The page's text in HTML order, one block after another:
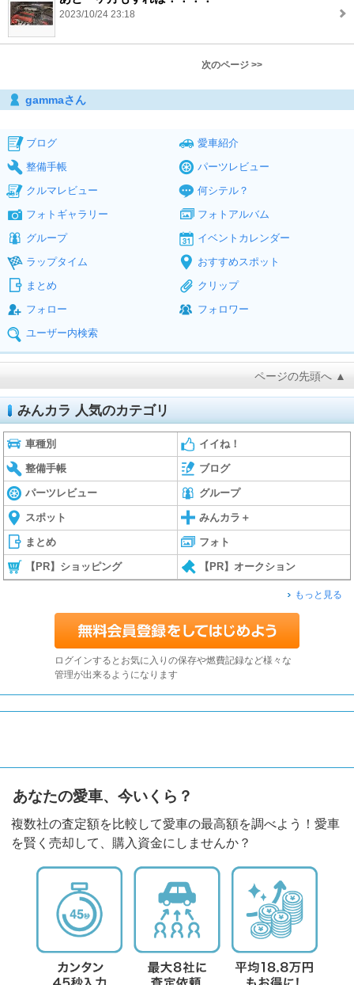
2023/10/24 23:18
次のページ >>
gammaさん
ブログ
愛車紹介
整備手帳
パーツレビュー
クルマレビュー
何シテル？
フォトギャラリー
フォトアルバム
グループ
イベントカレンダー
ラップタイム
おすすめスポット
まとめ
クリップ
フォロー
フォロワー
ユーザー内検索
ページの先頭へ ▲
みんカラ 人気のカテゴリ
車種別 イイね！
整備手帳 ブログ
パーツレビュー グループ
スポット みんカラ＋
まとめ フォト
【PR】ショッピング 【PR】オークション
もっと見る
ログインするとお気に入りの保存や燃費記録など様々な
管理が出来るようになります
あなたの愛車、今いくら？
複数社の査定額を比較して愛車の最高額を調べよう！愛車
を賢く売却して、購入資金にしませんか？